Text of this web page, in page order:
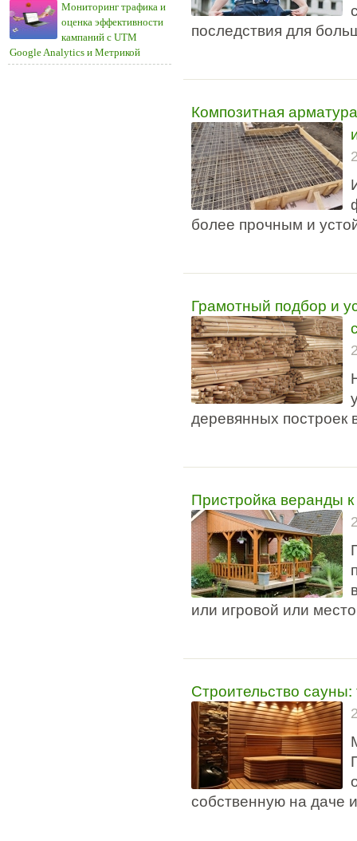
Мониторинг трафика и
оценка эффективности
кампаний с UTM
Google Analytics и Метрикой
последствия для
Композитная
более прочным и
Грамотный подбор и
деревянных построек
Пристройка веранды
или игровой или
Строительство
собственную на даче